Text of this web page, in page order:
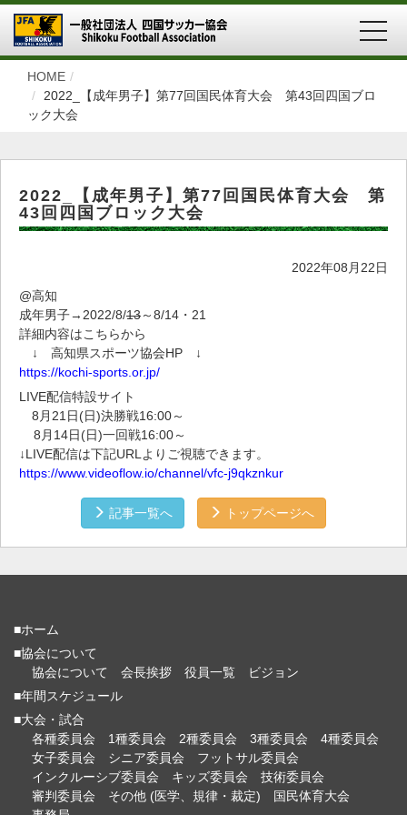
HOME
2022_【成年男子】第77回国民体育大会 第43回四国ブロ
ック大会
2022_【成年男子】第77回国民体育大会 第
43回四国ブロック大会
2022年08月22日
@高知
成年男子→2022/8/13～8/14・21
詳細内容はこちらから
↓ 高知県スポーツ協会HP ↓
https://kochi-sports.or.jp/
LIVE配信特設サイト
​8月21日(日)決勝戦16:00～
8月14日(日)一回戦16:00～
↓LIVE配信は下記URLよりご視聴できます。
https://www.videoflow.io/channel/vfc-j9qkznkur
記事一覧へ トップページへ
■ホーム
■協会について
協会について
会長挨拶 役員一覧
ビジョン
■年間スケジュール
■大会・試合
各種委員会
1種委員会 2種委員会 3種委員会
4種委員会
女子委員会
シニア委員会
フットサル委員会
インクルーシブ委員会
キッズ委員会
技術委員会
審判委員会
その他 (医学、規律・裁定)
国民体育大会